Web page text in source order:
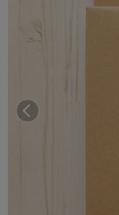
前へ